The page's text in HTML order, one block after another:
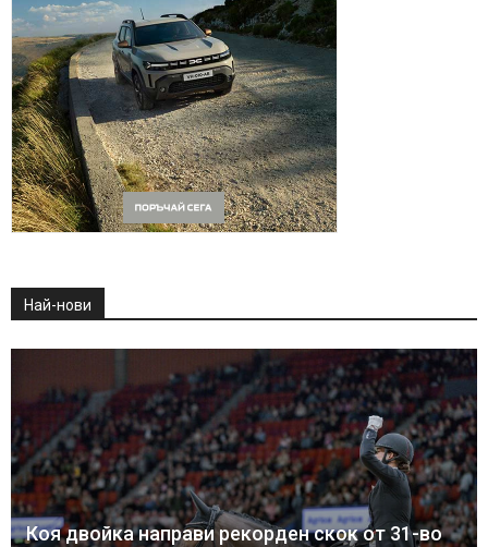
Най-нови
Коя двойка направи рекорден скок от 31-во